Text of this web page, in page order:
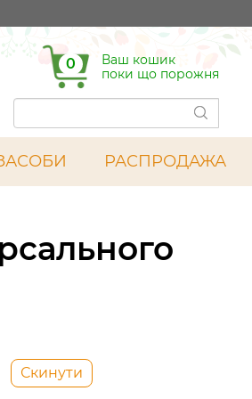
0
Ваш кошик
поки що порожня
РАСПРОДАЖА
Скинути